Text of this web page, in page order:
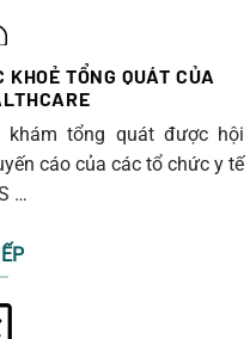
TỔNG QUÁT CỦA
khám tổng quát được hội
cáo của các tổ chức y tế
…